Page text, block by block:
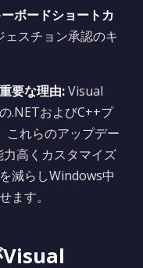
ボードショートカ
スチョン承認のキ
要な理由:Visual
.NETおよびC++プ
これらのアップデー
高くカスタマイズ
減らしWindows中
ます。